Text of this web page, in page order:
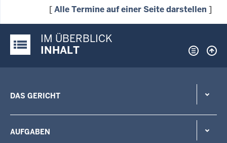
[Alle Termine auf einer Seite darstellen ]
Justiz-Portal im Überblick:
IM ÜBERBLICK
INHALT
DAS GERICHT
AUFGABEN